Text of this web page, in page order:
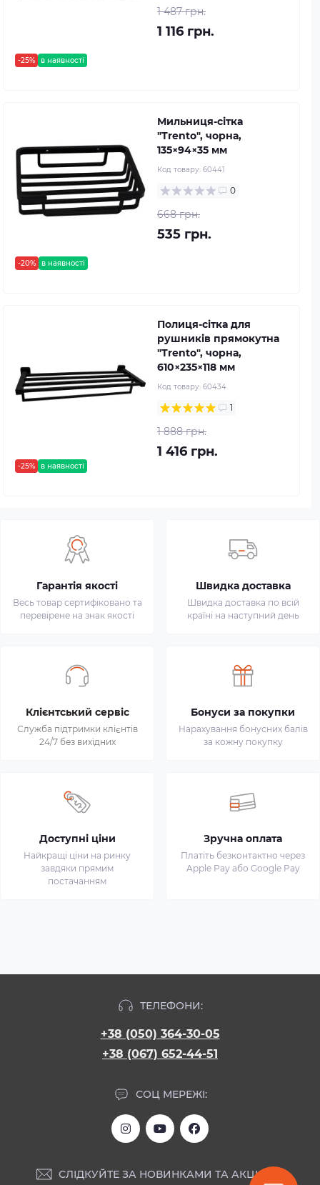
-25% в наявності
1 487 грн.
1 116 грн.
-20% в наявності
Мильниця-сітка
"Trento", чорна,
135×94×35 мм
Код товару: 60441
0
668 грн.
535 грн.
-25% в наявності
Полиця-сітка для
рушників прямокутна
"Trento", чорна,
610×235×118 мм
Код товару: 60434
1
1 888 грн.
1 416 грн.
Гарантія якості
Весь товар сертифіковано та
перевірене на знак якості
Швидка доставка
Швидка доставка по всій
країні на наступний день
Клієнтський сервіс
Служба підтримки клієнтів
24/7 без вихідних
Бонуси за покупки
Нарахування бонусних балів
за кожну покупку
Доступні ціни
Найкращі ціни на ринку
завдяки прямим
постачанням
Зручна оплата
Платіть безконтактно через
Apple Pay або Google Pay
ТЕЛЕФОНИ:
+38 (050) 364-30-05
+38 (067) 652-44-51
СОЦ МЕРЕЖІ:
СЛІДКУЙТЕ ЗА НОВИНКАМИ ТА АКЦІЯМИ: